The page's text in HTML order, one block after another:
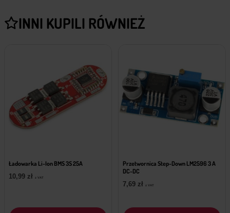
INNI KUPILI RÓWNIEŻ
Ładowarka Li-Ion BMS 3S 25A
10,99 zł z VAT
Przetwornica Step-Down LM2596 3 A
DC-DC
7,69 zł z VAT